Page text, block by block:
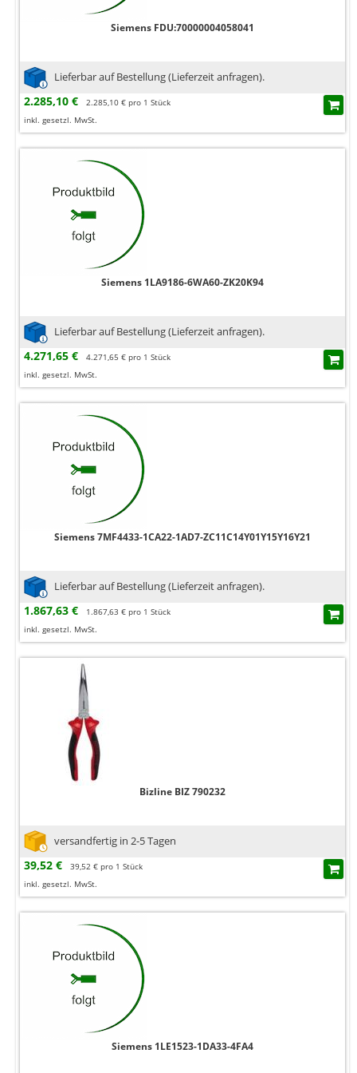
Siemens FDU:70000004058041
Lieferbar auf Bestellung (Lieferzeit anfragen).
2.285,10 €
2.285,10 € pro 1 Stück
inkl. gesetzl. MwSt.
Siemens 1LA9186-6WA60-ZK20K94
Lieferbar auf Bestellung (Lieferzeit anfragen).
4.271,65 €
4.271,65 € pro 1 Stück
inkl. gesetzl. MwSt.
Siemens 7MF4433-1CA22-1AD7-ZC11C14Y01Y15Y16Y21
Lieferbar auf Bestellung (Lieferzeit anfragen).
1.867,63 €
1.867,63 € pro 1 Stück
inkl. gesetzl. MwSt.
Bizline BIZ 790232
versandfertig in 2-5 Tagen
39,52 €
39,52 € pro 1 Stück
inkl. gesetzl. MwSt.
Siemens 1LE1523-1DA33-4FA4